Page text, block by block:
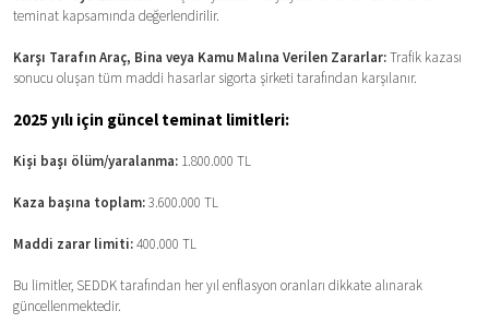
teminat kapsamında değerlendirilir.
Karşı Tarafın Araç, Bina veya Kamu Malına Verilen Zararlar:Trafik kazası
sonucu oluşan tüm maddi hasarlar sigorta şirketi tarafından karşılanır.
2025 yılı için güncel teminat limitleri:
Kişi başı ölüm/yaralanma: 1.800.000 TL
Kaza başına toplam:3.600.000 TL
Maddi zarar limiti:400.000 TL
Bu limitler, SEDDK tarafından her yıl enflasyon oranları dikkate alınarak
güncellenmektedir.